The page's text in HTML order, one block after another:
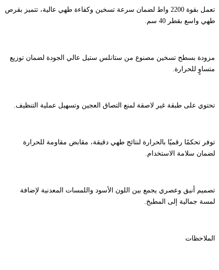
تعمل بقوة 2200 واط لضمان سرعة تسخين وكفاءة طهي عالية، تتميز بقرص
طهي واسع بقطر 40 سم.
مزودة بسطح تسخين مصنوع من ستانلس ستيل عالي الجودة لضمان توزيع
متساوٍ للحرارة.
تحتوي على طبقة غير لاصقة لمنع التصاق العجين وتسهيل عملية التنظيف.
توفر تحكمًا رقميًا بالحرارة لنتائج طهي دقيقة، مقابض مقاومة للحرارة
لضمان سلامة الاستخدام.
تصميم أنيق وعصري يجمع بين اللون الأسود واللمسات المعدنية لإضافة
لمسة جمالية إلى المطبخ.
الملاحظات